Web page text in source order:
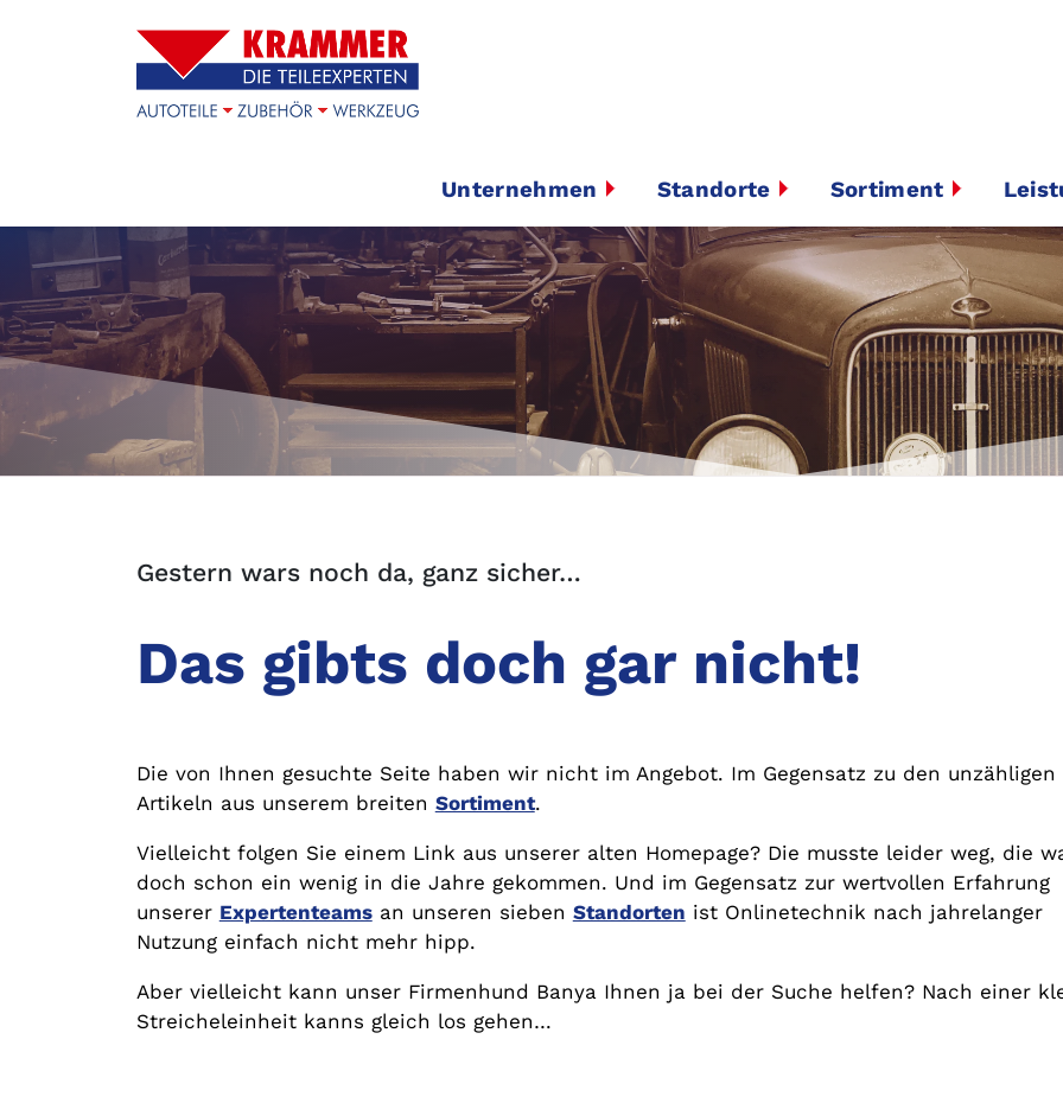
Unternehmen Standorte Sortiment
Gestern wars noch da, ganz sicher…
Das gibts doch gar nicht!
Die von Ihnen gesuchte Seite haben wir nicht im Angebot. Im Gegensatz zu den unzähligen
Artikeln aus unserem breiten Sortiment.
Vielleicht folgen Sie einem Link aus unserer alten Homepage? Die musste leider weg, die
doch schon ein wenig in die Jahre gekommen. Und im Gegensatz zur wertvollen Erfahrung
unserer Expertenteamsan unseren sieben Standorten ist Onlinetechnik nach jahrelanger
Nutzung einfach nicht mehr hipp.
Aber vielleicht kann unser Firmenhund Banya Ihnen ja bei der Suche helfen? Nach einer
Streicheleinheit kanns gleich los gehen…